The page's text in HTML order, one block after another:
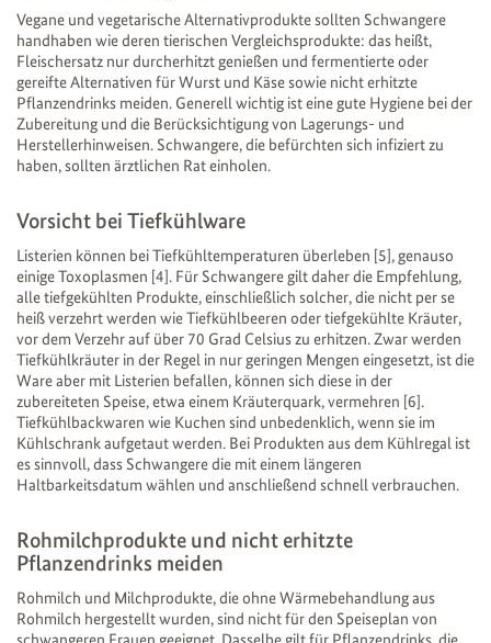
Vegane und vegetarische Alternativprodukte sollten Schwangere
handhaben wie deren tierischen Vergleichsprodukte: das heißt,
Fleischersatz nur durcherhitzt genießen und fermentierte oder
gereifte Alternativen für Wurst und Käse sowie nicht erhitzte
Pflanzendrinks meiden. Generell wichtig ist eine gute Hygiene bei der
Zubereitung und die Berücksichtigung von Lagerungs- und
Herstellerhinweisen. Schwangere, die befürchten sich infiziert zu
haben, sollten ärztlichen Rat einholen.
Vorsicht bei Tiefkühlware
Listerien können bei Tiefkühltemperaturen überleben [5], genauso
einige Toxoplasmen [4]. Für Schwangere gilt daher die Empfehlung,
alle tiefgekühlten Produkte, einschließlich solcher, die nicht per se
heiß verzehrt werden wie Tiefkühlbeeren oder tiefgekühlte Kräuter,
vor dem Verzehr auf über 70 Grad Celsius zu erhitzen. Zwar werden
Tiefkühlkräuter in der Regel in nur geringen Mengen eingesetzt, ist die
Ware aber mit Listerien befallen, können sich diese in der
zubereiteten Speise, etwa einem Kräuterquark, vermehren [6].
Tiefkühlbackwaren wie Kuchen sind unbedenklich, wenn sie im
Kühlschrank aufgetaut werden. Bei Produkten aus dem Kühlregal ist
es sinnvoll, dass Schwangere die mit einem längeren
Haltbarkeitsdatum wählen und anschließend schnell verbrauchen.
Rohmilchprodukte und nicht erhitzte
Pflanzendrinks meiden
Rohmilch und Milchprodukte, die ohne Wärmebehandlung aus
Rohmilch hergestellt wurden, sind nicht für den Speiseplan von